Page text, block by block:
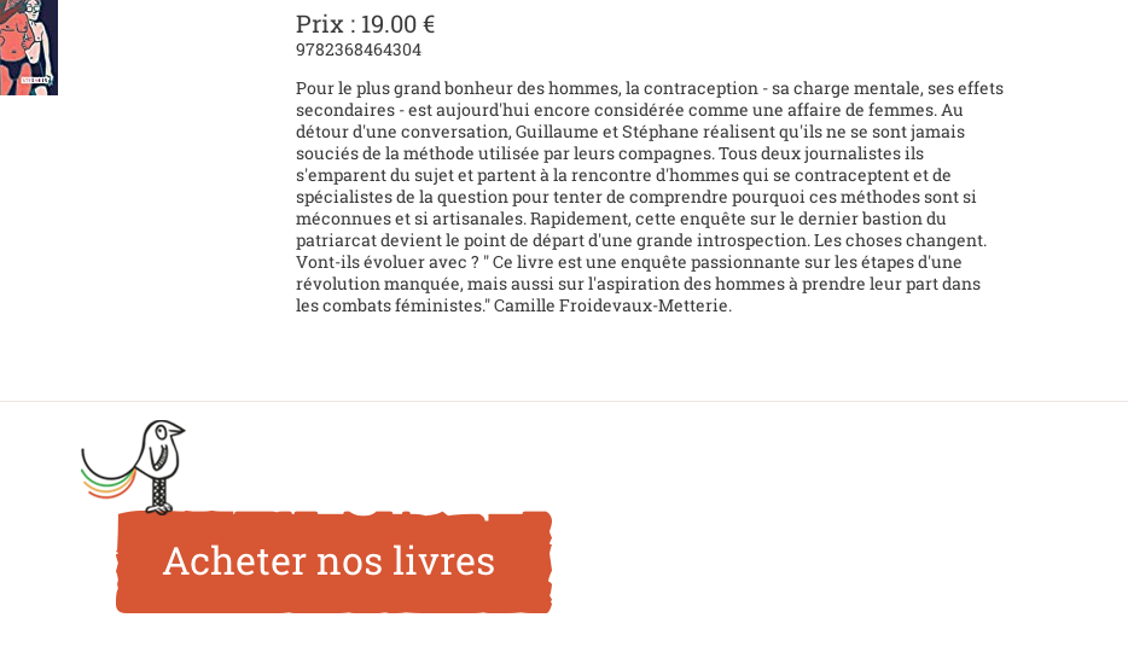
Prix : 19.00 €
9782368464304
Pour le plus grand bonheur des hommes, la contraception - sa charge mentale, ses effets
secondaires - est aujourd'hui encore considérée comme une affaire de femmes. Au
détour d'une conversation, Guillaume et Stéphane réalisent qu'ils ne se sont jamais
souciés de la méthode utilisée par leurs compagnes. Tous deux journalistes ils
s'emparent du sujet et partent à la rencontre d'hommes qui se contraceptent et de
spécialistes de la question pour tenter de comprendre pourquoi ces méthodes sont si
méconnues et si artisanales. Rapidement, cette enquête sur le dernier bastion du
patriarcat devient le point de départ d'une grande introspection. Les choses changent.
Vont-ils évoluer avec ? " Ce livre est une enquête passionnante sur les étapes d'une
révolution manquée, mais aussi sur l'aspiration des hommes à prendre leur part dans
les combats féministes." Camille Froidevaux-Metterie.
Acheter nos livres